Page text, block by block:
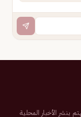
سعودية تم تأسيسها عام 2007م تهتم بنشر الأخبار المحلية